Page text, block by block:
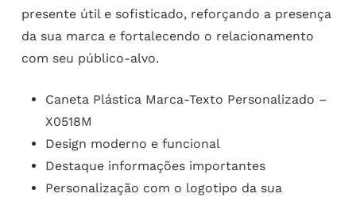
presente útil e sofisticado, reforçando a presença
da sua marca e fortalecendo o relacionamento
com seu público-alvo.
Caneta Plástica Marca-Texto Personalizado –
X0518M
Design moderno e funcional
Destaque informações importantes
Personalização com o logotipo da sua